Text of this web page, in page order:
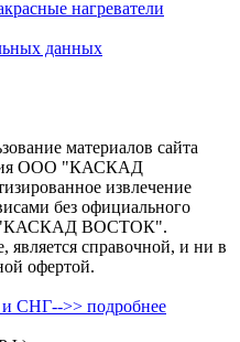
нагреватели
данных
материалов сайта
ООО "КАСКАД
извлечение
без официального
"КАСКАД ВОСТОК".
является справочной, и ни в
офертой.
и СНГ-->> подробнее